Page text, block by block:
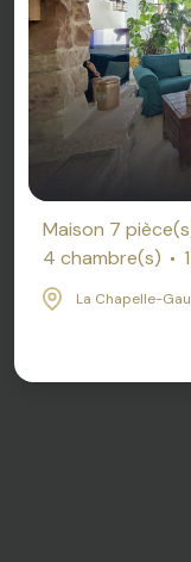
Maison 7
4 chambre(s)
La Chapelle-